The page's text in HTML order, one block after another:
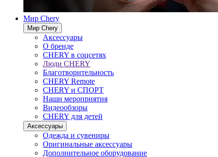
Мир Chery
Мир Chery
Аксессуары
О бренде
CHERY в соцсетях
Люди CHERY
Благотворительность
CHERY Remote
CHERY и СПОРТ
Наши мероприятия
Видеообзоры
CHERY для детей
Аксессуары
Одежда и сувениры
Оригинальные аксессуары
Дополнительное оборудование